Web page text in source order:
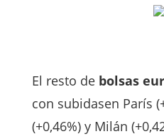
El resto de bolsas
con subidasen París
(+0,46%) y Milán